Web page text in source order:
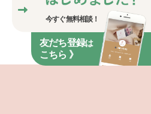
今すぐ無料相談！
友だち登録は
こちら 》